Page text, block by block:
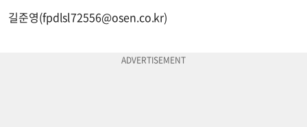
길준영(fpdlsl72556@osen.co.kr)